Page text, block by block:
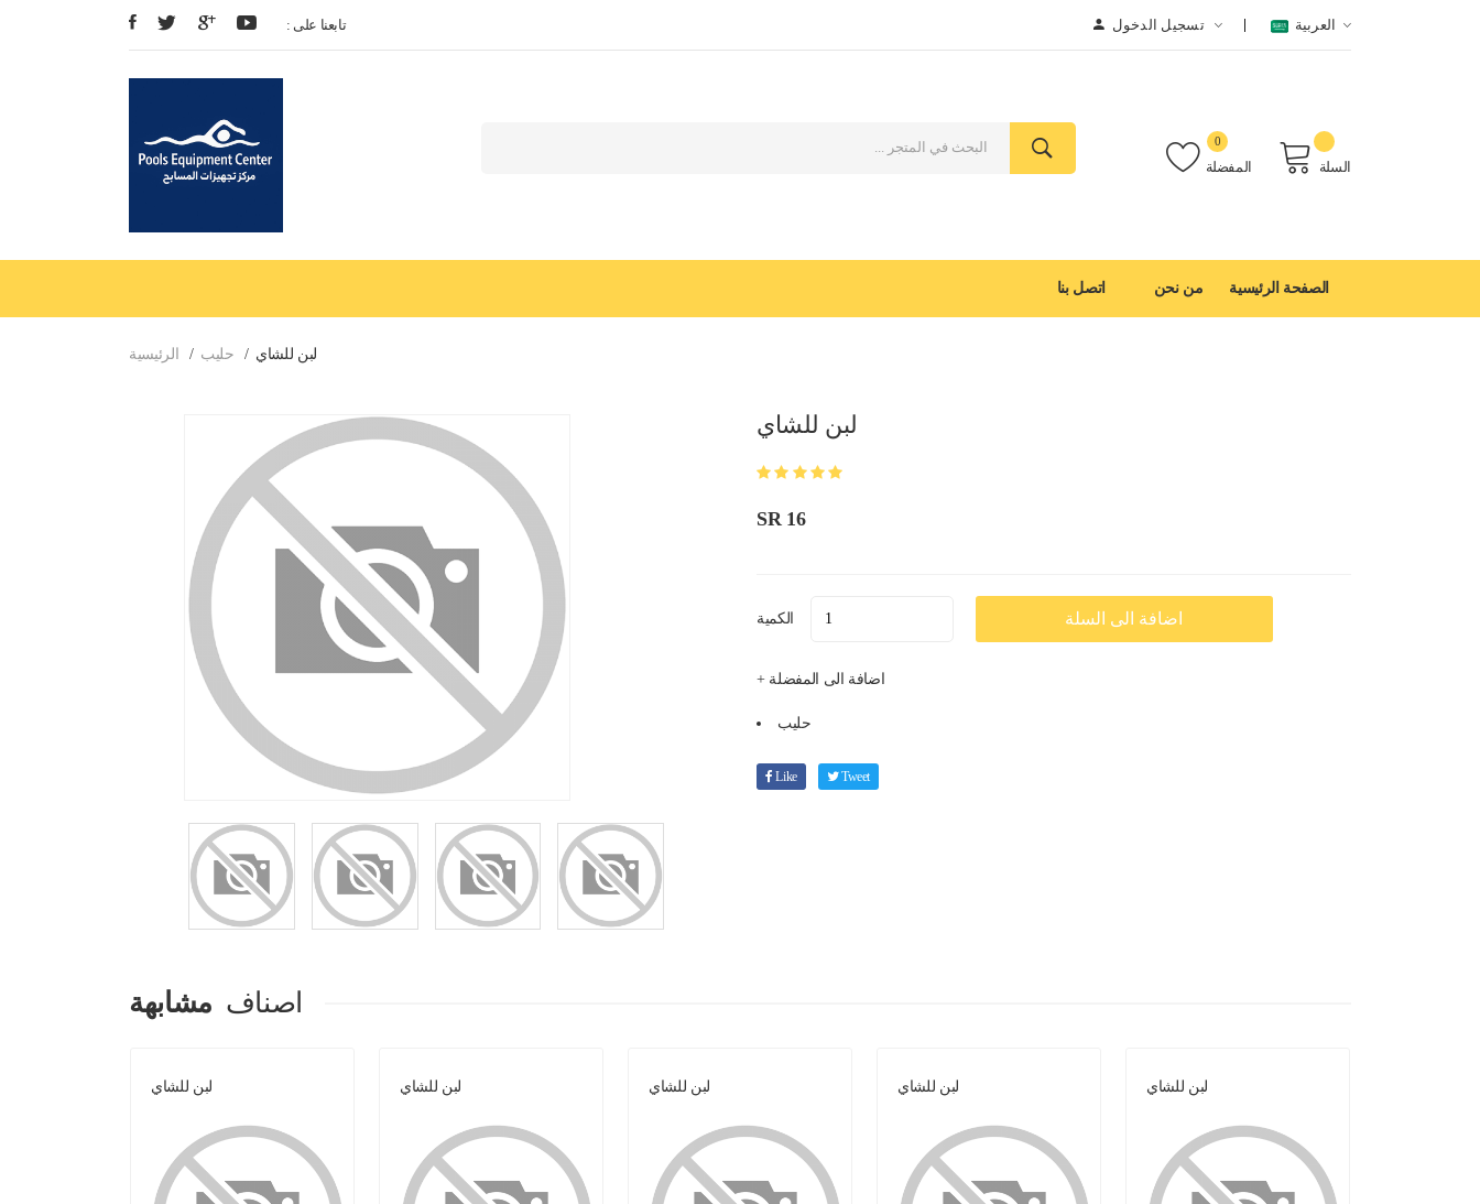
: تابعنا على تسجيل الدخول العربية
المفضلة
0
السلة
الصفحة الرئيسية من نحن اتصل بنا
الرئيسية حليب لبن للشاي
لبن للشاي
SR 16
الكمية اضافة الى السلة
+ اضافة الى المفضلة
حليب
Like Tweet
اصناف مشابهة
لبن للشاي لبن للشاي لبن للشاي لبن للشاي لبن للشاي